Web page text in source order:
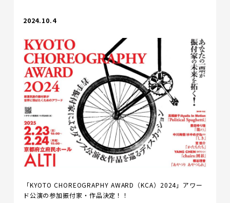
2024.10.4
「KYOTO CHOREOGRAPHY AWARD（KCA）2024」アワー
ド公演の参加振付家・作品決定！！